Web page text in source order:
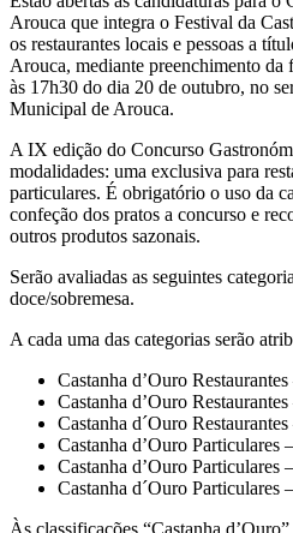
Arouca que integra o Festival da
os restaurantes locais e pessoas a
Arouca, mediante preenchimento da
às 17h30 do dia 20 de outubro, no
Municipal de Arouca.
A IX edição do Concurso
modalidades: uma exclusiva para
particulares. É obrigatório o uso da
confeção dos pratos a concurso e
outros produtos sazonais.
Serão avaliadas as seguintes
doce/sobremesa.
A cada uma das categorias serão
Castanha d’Ouro Restaurantes
Castanha d’Ouro
Castanha d´Ouro
Castanha d’Ouro Particulares
Castanha d’Ouro Particulares
Castanha d´Ouro Particulares
Às classificações “Castanha